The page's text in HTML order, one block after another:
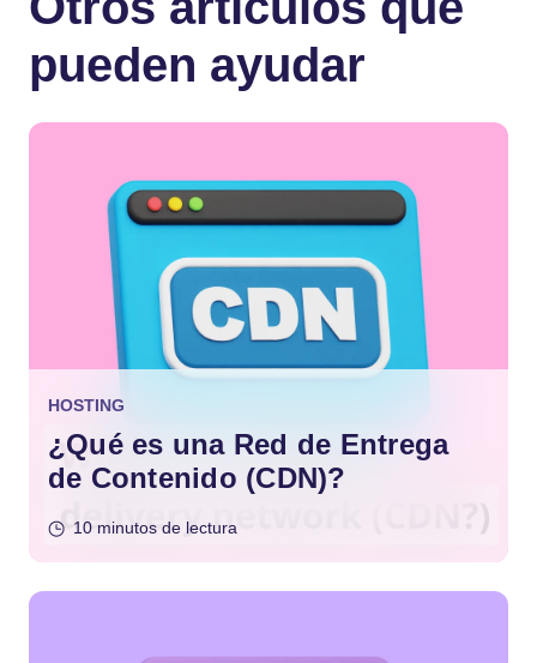
pueden ayudar
HOSTING
¿Qué es una Red de Entrega
de Contenido (CDN)?
10 minutos de lectura